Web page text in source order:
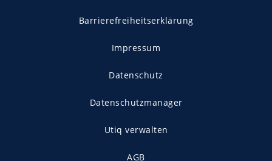
Barrierefreiheitserklärung
Impressum
Datenschutz
Datenschutzmanager
Utiq verwalten
AGB